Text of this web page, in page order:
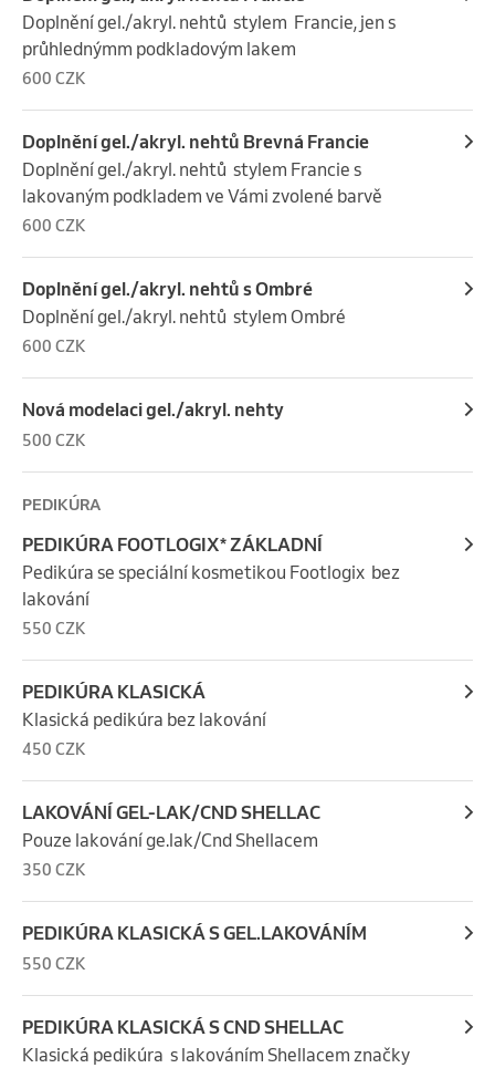
Doplnění gel./akryl. nehtů  stylem  Francie, jen s
průhlednýmm podkladovým lakem
600 CZK
Doplnění gel./akryl. nehtů Brevná Francie
Doplnění gel./akryl. nehtů  stylem Francie s
lakovaným podkladem ve Vámi zvolené barvě
600 CZK
Doplnění gel./akryl. nehtů s Ombré
Doplnění gel./akryl. nehtů  stylem Ombré
600 CZK
Nová modelaci gel./akryl. nehty
500 CZK
PEDIKÚRA
PEDIKÚRA FOOTLOGIX* ZÁKLADNÍ
Pedikúra se speciální kosmetikou Footlogix  bez
lakování
550 CZK
PEDIKÚRA KLASICKÁ
Klasická pedikúra bez lakování
450 CZK
LAKOVÁNÍ GEL-LAK/CND SHELLAC
Pouze lakování ge.lak/Cnd Shellacem
350 CZK
PEDIKÚRA KLASICKÁ S GEL.LAKOVÁNÍM
550 CZK
PEDIKÚRA KLASICKÁ S CND SHELLAC
Klasická pedikúra  s lakováním Shellacem značky